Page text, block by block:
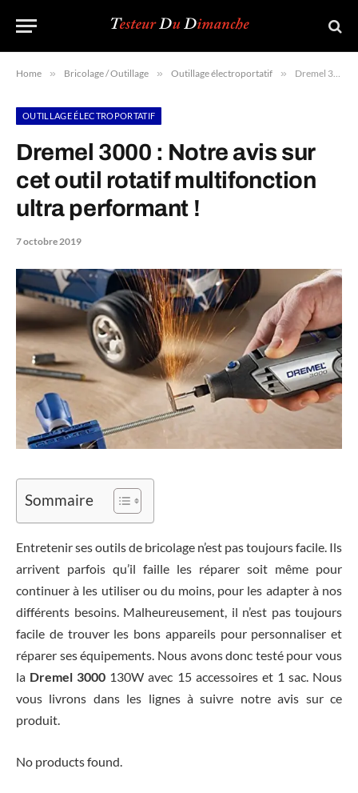
Home » Bricolage / Outillage » Outillage électroportatif » Dremel 3000 : Notre avis sur cet outil rotatif multifonction ultra performant !
OUTILLAGE ÉLECTROPORTATIF
Dremel 3000 : Notre avis sur
cet outil rotatif multifonction
ultra performant !
7 octobre 2019
Sommaire
Entretenir ses outils de bricolage n’est pas toujours facile. Ils
arrivent parfois qu’il faille les réparer soit même pour
continuer à les utiliser ou du moins, pour les adapter à nos
différents besoins. Malheureusement, il n’est pas toujours
facile de trouver les bons appareils pour personnaliser et
réparer ses équipements. Nous avons donc testé pour vous
la Dremel 3000 130W avec 15 accessoires et 1 sac. Nous
vous livrons dans les lignes à suivre notre avis sur ce
produit.
No products found.